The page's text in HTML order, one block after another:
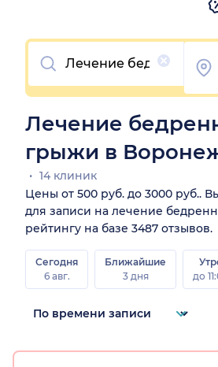
Очистить
Лечение
грыжи в
14 клиник
Цены от 500 руб. до 3000 руб..
для записи на лечение
рейтингу на базе 3487 отзывов.
Сегодня
6 авг.
Ближайшие
3 дня
до